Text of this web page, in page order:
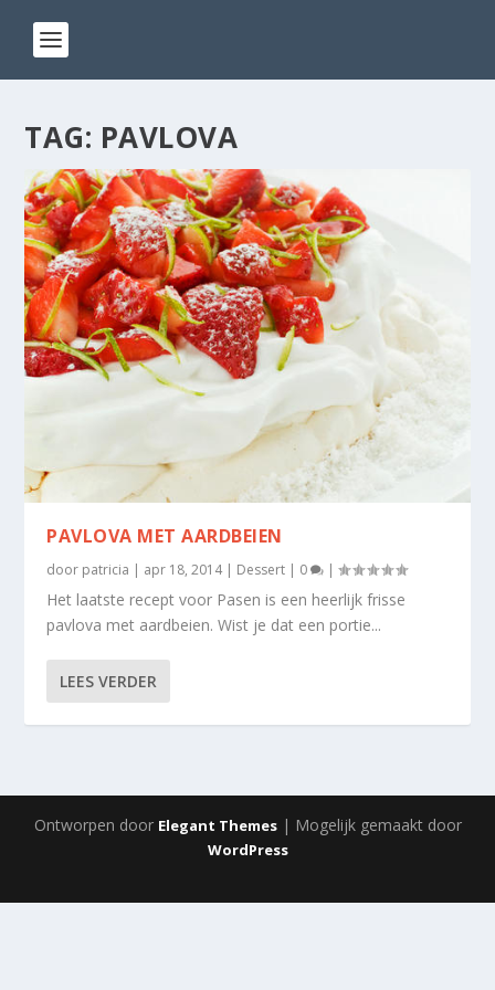
TAG: PAVLOVA
PAVLOVA MET AARDBEIEN
door patricia | apr 18, 2014| Dessert | 0 |
Het laatste recept voor Pasen is een heerlijk frisse
pavlova met aardbeien. Wist je dat een portie...
LEES VERDER
Ontworpen door Elegant Themes| Mogelijk gemaakt door
WordPress